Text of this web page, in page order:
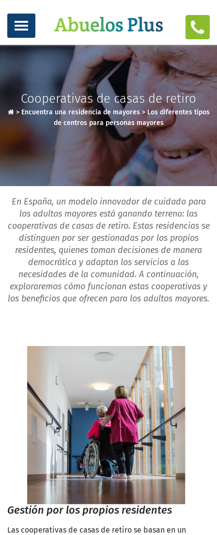
Cooperativas de casas de retiro
> Encuentra una residencia de mayores> Los diferentes tipos
de centros para personas mayores
En España, un modelo innovador de cuidado para
los adultos mayores está ganando terreno: las
cooperativas de casas de retiro. Estas residencias se
distinguen por ser gestionadas por los propios
residentes, quienes toman decisiones de manera
democrática y adaptan los servicios a las
necesidades de la comunidad. A continuación,
exploraremos cómo funcionan estas cooperativas y
los beneficios que ofrecen para los adultos mayores.
Gestión por los propios residentes
Las cooperativas de casas de retiro se basan en un